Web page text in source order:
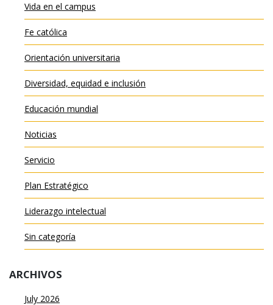
Vida en el campus
Fe católica
Orientación universitaria
Diversidad, equidad e inclusión
Educación mundial
Noticias
Servicio
Plan Estratégico
Liderazgo intelectual
Sin categoría
ARCHIVOS
July 2026